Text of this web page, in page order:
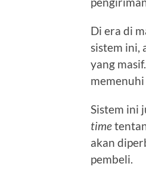
Di era di
sistem ini,
yang
memenuhi
Sistem ini
time
akan
pembeli.